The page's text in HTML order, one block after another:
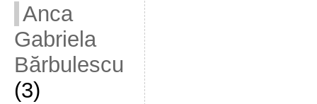
Anca
Gabriela
Bărbulescu
(3)